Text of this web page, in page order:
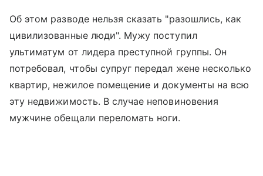
Об этом разводе нельзя сказать "разошлись, как
цивилизованные люди". Мужу поступил
ультиматум от лидера преступной группы. Он
потребовал, чтобы супруг передал жене несколько
квартир, нежилое помещение и документы на всю
эту недвижимость. В случае неповиновения
мужчине обещали переломать ноги.